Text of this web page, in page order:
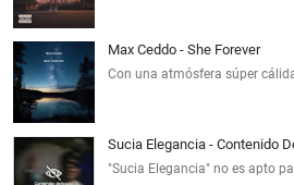
Max Ceddo - She Forever
Con una atmósfera súper
Sucia Elegancia - Contenido
"Sucia Elegancia" no es apto